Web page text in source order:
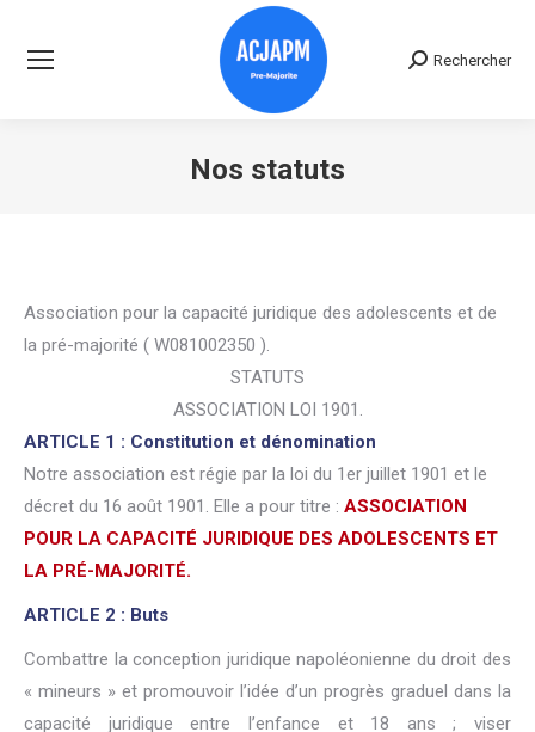
Recherche
Rechercher
Nos statuts
Association pour la capacité juridique des adolescents et de
la pré-majorité ( W081002350 ).
STATUTS
ASSOCIATION LOI 1901.
ARTICLE 1 : Constitution et dénomination
Notre association est régie par la loi du 1er juillet 1901 et le
décret du 16 août 1901. Elle a pour titre : ASSOCIATION
POUR LA CAPACITÉ JURIDIQUE DES ADOLESCENTS ET
LA PRÉ-MAJORITÉ.
ARTICLE 2 : Buts
Combattre la conception juridique napoléonienne du droit des
« mineurs » et promouvoir l’idée d’un progrès graduel dans la
capacité juridique entre l’enfance et 18 ans ; viser